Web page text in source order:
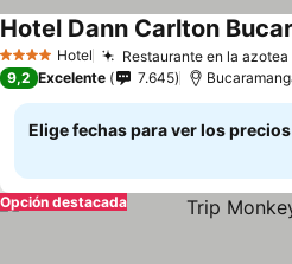
4 EstrellasHotel Restaurante en la
Hotel Dann Carlton
9,2 Excelente 7.645
Elige fechas para ver los
Opción destacada